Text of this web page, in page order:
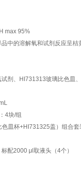
max 95%
中的溶解氧和试剂反应呈桔
剂、HI731313玻璃比色皿
4块/组
皿杯+HI731325盖）组合套
配2000 μl取液头（4个）